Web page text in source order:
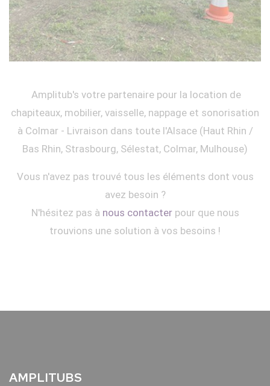
Amplitub's votre partenaire pour la location de
chapiteaux, mobilier, vaisselle, nappage et sonorisation
à Colmar - Livraison dans toute l'Alsace (Haut Rhin /
Bas Rhin, Strasbourg, Sélestat, Colmar, Mulhouse)
Vous n'avez pas trouvé tous les éléments dont vous
avez besoin ?
N'hésitez pas à nous contacterpour que nous
trouvions une solution à vos besoins !
AMPLITUBS